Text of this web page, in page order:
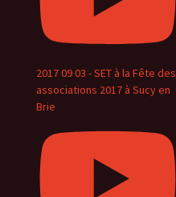
2017 09 03 - SET à la Fête des
associations 2017 à Sucy en
Brie